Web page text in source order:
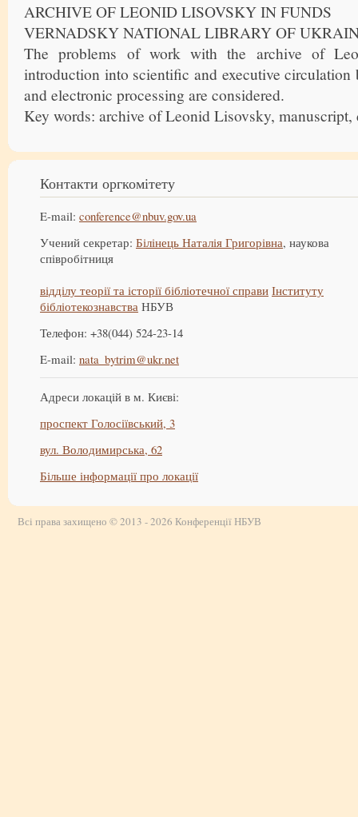
ARCHIVE OF LEONID LISOVSKY IN FUNDS
VERNADSKY NATIONAL LIBRARY OF
The problems of work with the archive of
introduction into scientific and executive circulation
and electronic processing are considered.
Key words: archive of Leonid Lisovsky,
Контакти оргкомітету
E-mail: conference@nbuv.gov.ua
Учений секретар: Білінець Наталія Григорівна, наукова
співробітниця
відділу теорії та історії бібліотечної справи Інституту
бібліотекознавства НБУВ
Телефон: +38(044) 524-23-14
E-mail: nata_bytrim@ukr.net
Адреси локацій в м. Києві:
проспект Голосіївський, 3
вул. Володимирська, 62
Більше інформації про локації
Всі права захищено © 2013 - 2026 Конференції НБУВ